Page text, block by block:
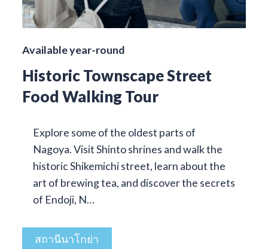
Available year-round
Historic Townscape Street
Food Walking Tour
Explore some of the oldest parts of
Nagoya. Visit Shinto shrines and walk the
historic Shikemichi street, learn about the
art of brewing tea, and discover the secrets
of Endoji, N…
สถานีนาโกย่า